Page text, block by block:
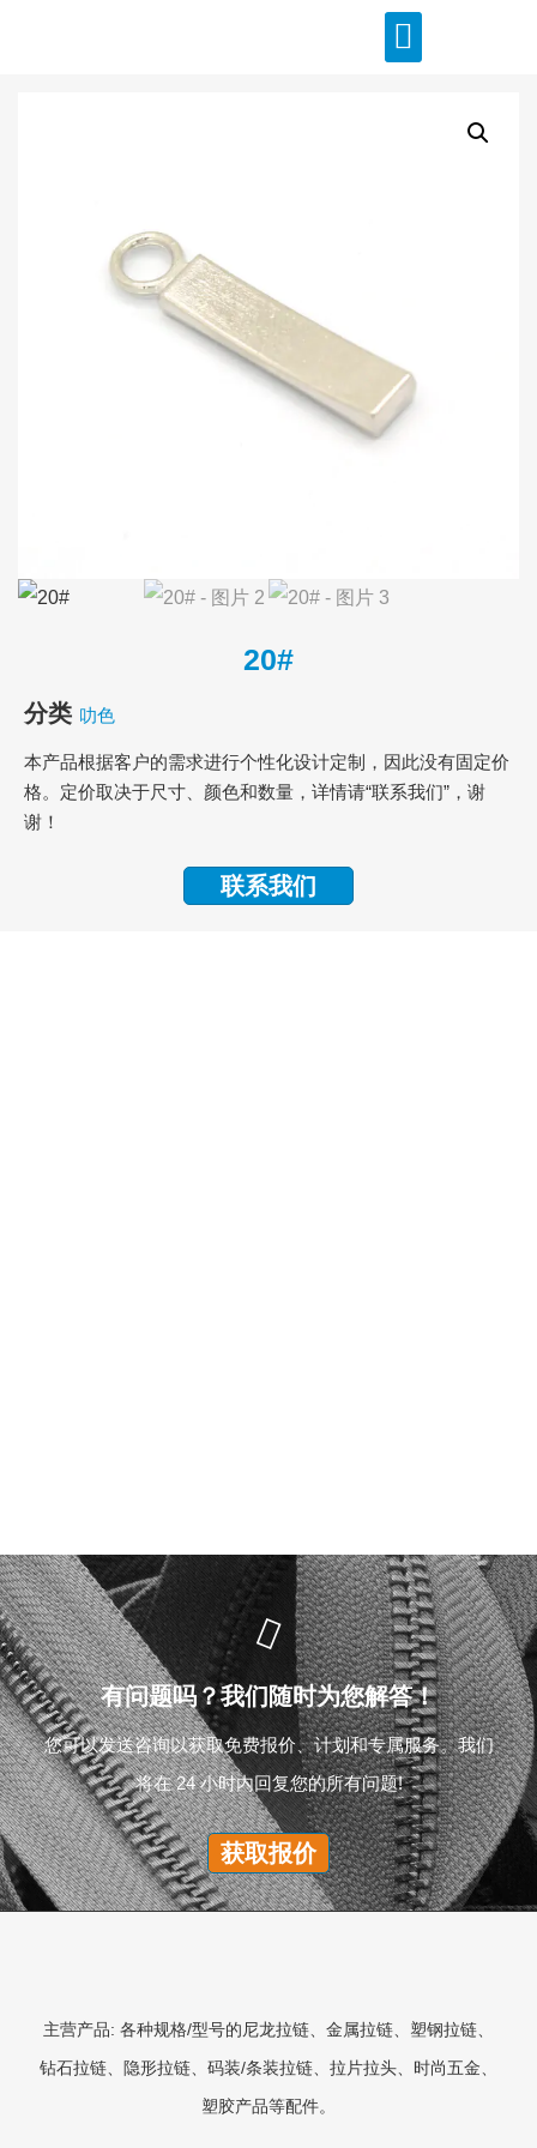
20#
分类 叻色
本产品根据客户的需求进行个性化设计定制，因此没有固定价
格。定价取决于尺寸、颜色和数量，详情请“联系我们”，谢
谢！
联系我们
有问题吗？我们随时为您解答！
您可以发送咨询以获取免费报价、计划和专属服务。我们
将在 24 小时内回复您的所有问题!
获取报价
主营产品: 各种规格/型号的尼龙拉链、金属拉链、塑钢拉链、
钻石拉链、隐形拉链、码装/条装拉链、拉片拉头、时尚五金、
塑胶产品等配件。